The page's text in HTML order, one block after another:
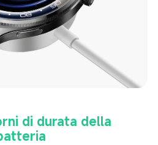
di durata della